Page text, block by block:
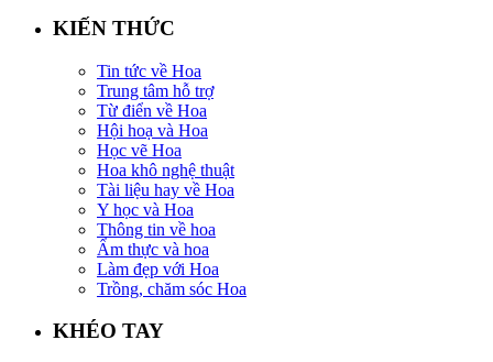
KIẾN THỨC
Tin tức về Hoa
Trung tâm hỗ trợ
Từ điển về Hoa
Hội hoạ và Hoa
Học vẽ Hoa
Hoa khô nghệ thuật
Tài liệu hay về Hoa
Y học và Hoa
Thông tin về hoa
Ẩm thực và hoa
Làm đẹp với Hoa
Trồng, chăm sóc Hoa
KHÉO TAY